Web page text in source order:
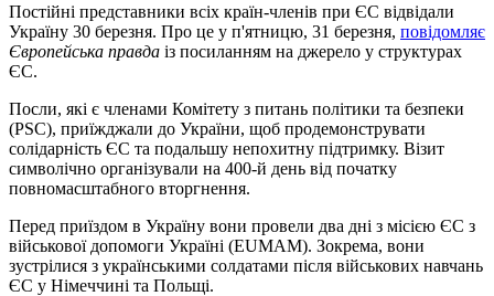
Постійні представники всіх країн-членів при ЄС відвідали
Україну 30 березня. Про це у п'ятницю, 31 березня, повідомляє
Європейська правда із посиланням на джерело у структурах
ЄС.
Посли, які є членами Комітету з питань політики та безпеки
(PSC), приїжджали до України, щоб продемонструвати
солідарність ЄС та подальшу непохитну підтримку. Візит
символічно організували на 400-й день від початку
повномасштабного вторгнення.
Перед приїздом в Україну вони провели два дні з місією ЄС з
військової допомоги Україні (EUMAM). Зокрема, вони
зустрілися з українськими солдатами після військових навчань
ЄС у Німеччині та Польщі.